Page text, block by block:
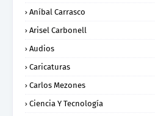
Aníbal Carrasco
Arisel Carbonell
Audios
Caricaturas
Carlos Mezones
Ciencia Y Tecnología